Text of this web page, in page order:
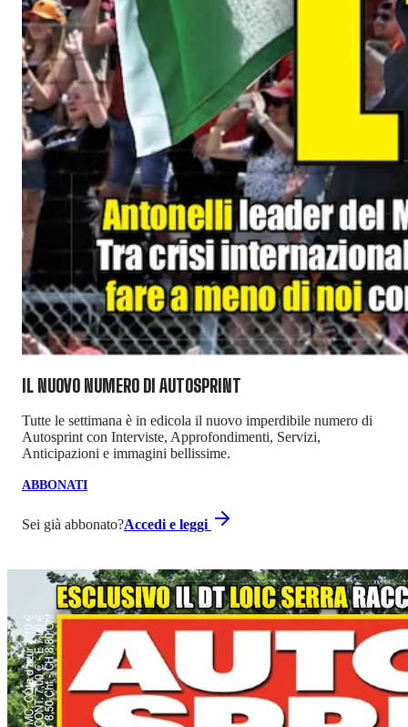
IL NUOVO NUMERO DI AUTOSPRINT
Tutte le settimana è in edicola il nuovo imperdibile numero di
Autosprint con Interviste, Approfondimenti, Servizi,
Anticipazioni e immagini bellissime.
ABBONATI
Sei già abbonato?Accedi e leggi